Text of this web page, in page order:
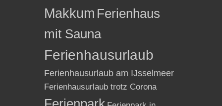
Makkum Ferienhaus
mit Sauna
Ferienhausurlaub
Ferienhausurlaub am IJsselmeer
Ferienhausurlaub trotz Corona